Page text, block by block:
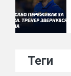
Теги